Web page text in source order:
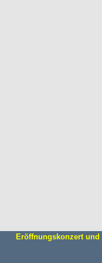
Eröffnungskonzert